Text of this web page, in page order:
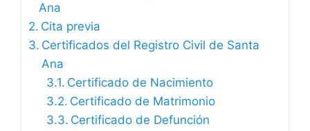
Ana
Cita previa
Certificados del Registro Civil de Santa
Ana
Certificado de Nacimiento
Certificado de Matrimonio
Certificado de Defunción